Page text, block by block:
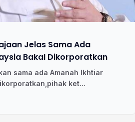
Jelas Sama Ada
Bakal Dikorporatkan
sama ada Amanah Ikhtiar
ket...